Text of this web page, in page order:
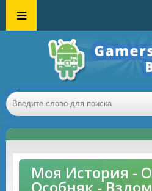
Моя История -